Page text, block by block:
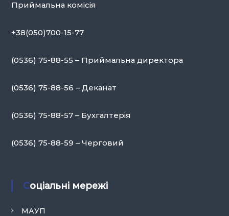
Приймальна комісія
+38(050)700-15-77
(0536) 75-88-55 – Приймальна директора
(0536) 75-88-56 – Деканат
(0536) 75-88-57 – Бухгалтерія
(0536) 75-88-59 – Черговий
Соціальні мережі
МАУП